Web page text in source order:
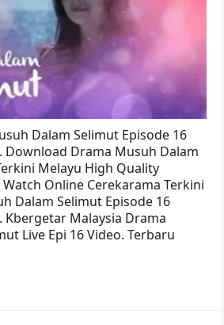
Dalam Selimut Episode 16
Download Drama Musuh Dalam
Melayu High Quality
Online Cerekarama Terkini
Dalam Selimut Episode 16
Kbergetar Malaysia Drama
Live Epi 16 Video. Terbaru